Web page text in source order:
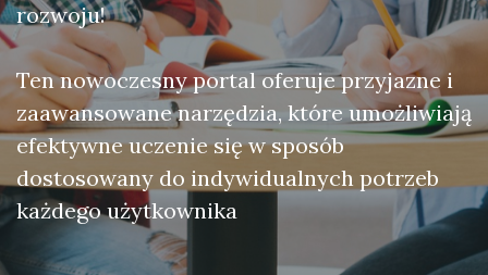
rozwoju!
Ten nowoczesny portal oferuje przyjazne i
zaawansowane narzędzia, które umożliwiają
efektywne uczenie się w sposób
dostosowany do indywidualnych potrzeb
każdego użytkownika